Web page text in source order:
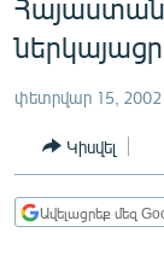
Անցնել
հիմնական
մենյուին
ՀԱՅԱՍՏԱՆ
ՔԱՂԱՔԱԿԱՆ
ԻՐԱՎՈՒՆՔ
փետրվար 15, 2002
Կիսվել
Ավելացրեք մեզ